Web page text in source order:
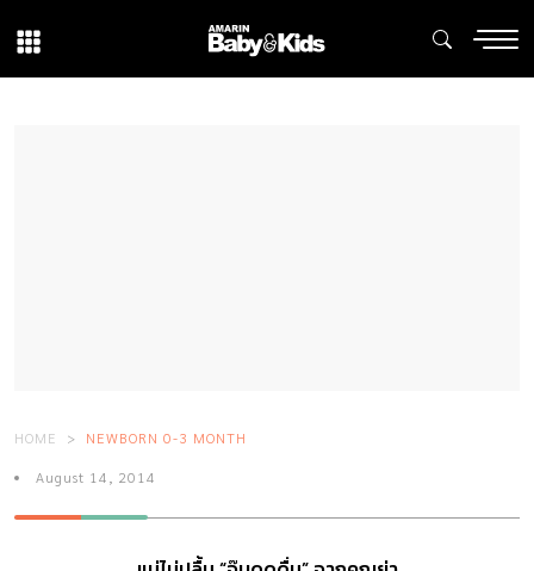
HOME NEWBORN 0-3 MONTH
August 14, 2014